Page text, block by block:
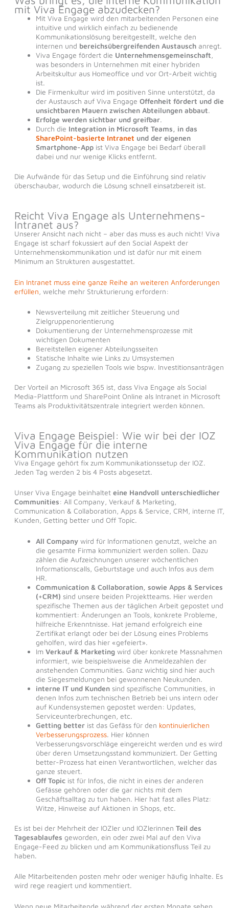
mit Viva Engage abzudecken?
Mit Viva Engage wird den mitarbeitenden Personen eine
intuitive und wirklich einfach zu bedienende
Kommunikationslösung bereitgestellt, welche den
internen und bereichsübergreifenden Austauschanregt.
Viva Engage fördert die Unternehmensgemeinschaft
was besonders in Unternehmen mit einer hybriden
Arbeitskultur aus Homeoffice und vor Ort-Arbeit wichtig
ist.
Die Firmenkultur wird im positiven Sinne unterstützt, da
der Austausch auf Viva Engage Offenheit fördert und die
unsichtbaren Mauern zwischen Abteilungen abbaut.
Erfolge werden sichtbar und greifbar.
Durch die Integration in Microsoft Teams, in das
SharePoint-basierte Intranet und der eigenen
Smartphone-Appist Viva Engage bei Bedarf überall
dabei und nur wenige Klicks entfernt.
Die Aufwände für das Setup und die Einführung sind relativ
überschaubar, wodurch die Lösung schnell einsatzbereit ist.
Reicht Viva Engage als Unternehmens-
Intranet aus?
Unserer Ansicht nach nicht – aber das muss es auch nicht! Viva
Engage ist scharf fokussiert auf den Social Aspekt der
Unternehmenskommunikation und ist dafür nur mit einem
Minimum an Strukturen ausgestattet.
Ein Intranet muss eine ganze Reihe an weiteren Anforderungen
erfüllen , welche mehr Strukturierung erfordern:
Newsverteilung mit zeitlicher Steuerung und
Zielgruppenorientierung
Dokumentierung der Unternehmensprozesse mit
wichtigen Dokumenten
Bereitstellen eigener Abteilungsseiten
Statische Inhalte wie Links zu Umsystemen
Zugang zu speziellen Tools wie bspw. Investitionsanträgen
Der Vorteil an Microsoft 365 ist, dass Viva Engage als Social
Media-Plattform und SharePoint Online als Intranet in Microsoft
Teams als Produktivitätszentrale integriert werden können.
Viva Engage Beispiel: Wie wir bei der IOZ
Viva Engage für die interne
Kommunikation nutzen
Viva Engage gehört fix zum Kommunikationssetup der IOZ.
Jeden Tag werden 2 bis 4 Posts abgesetzt.
Unser Viva Engage beinhaltet eine Handvoll unterschiedlicher
Communities: All Company, Verkauf & Marketing,
Communication & Collaboration, Apps & Service, CRM, interne IT,
Kunden, Getting better und Off Topic.
All Companywird für Informationen genutzt, welche an
die gesamte Firma kommuniziert werden sollen. Dazu
zählen die Aufzeichnungen unserer wöchentlichen
Informationscalls, Geburtstage und auch Infos aus dem
HR.
Communication & Collaboration, sowie Apps & Services
(+CRM) sind unsere beiden Projektteams. Hier werden
spezifische Themen aus der täglichen Arbeit gepostet und
kommentiert: Änderungen an Tools, konkrete Probleme,
hilfreiche Erkenntnisse. Hat jemand erfolgreich eine
Zertifikat erlangt oder bei der Lösung eines Problems
geholfen, wird das hier «gefeiert».
Im Verkauf & Marketingwird über konkrete Massnahmen
informiert, wie beispielsweise die Anmeldezahlen der
anstehenden Communities. Ganz wichtig sind hier auch
die Siegesmeldungen bei gewonnenen Neukunden.
interne IT und Kundensind spezifische Communities, in
denen Infos zum technischen Betrieb bei uns intern oder
auf Kundensystemen gepostet werden: Updates,
Serviceunterbrechungen, etc.
Getting betterist das Gefäss für den kontinuierlichen
Verbesserungsprozess. Hier können
Verbesserungsvorschläge eingereicht werden und es wird
über deren Umsetzungsstand kommuniziert. Der Getting
better-Prozess hat einen Verantwortlichen, welcher das
ganze steuert.
Off Topic ist für Infos, die nicht in eines der anderen
Gefässe gehören oder die gar nichts mit dem
Geschäftsalltag zu tun haben. Hier hat fast alles Platz:
Witze, Hinweise auf Aktionen in Shops, etc.
Es ist bei der Mehrheit der IOZler und IOZlerinnen Teil des
Tagesablaufes geworden, ein oder zwei Mal auf den Viva
Engage-Feed zu blicken und am Kommunikationsfluss Teil zu
haben.
Alle Mitarbeitenden posten mehr oder weniger häufig Inhalte. Es
wird rege reagiert und kommentiert.
Wenn neue Mitarbeitende während der ersten Monate sehen,